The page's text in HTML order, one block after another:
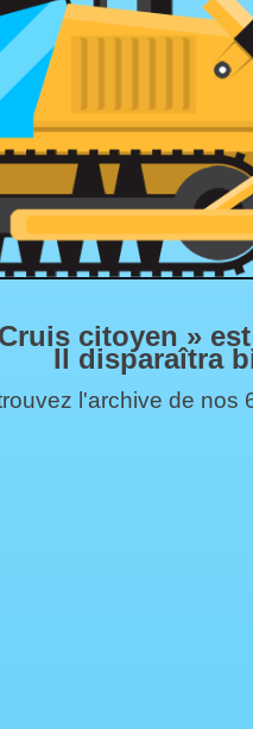
citoyen »
Il disparaîtra
l'archive de nos